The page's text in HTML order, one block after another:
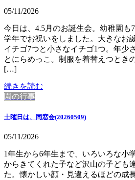
05/11/2026
今日は、4.5月のお誕生会。幼稚園も
学年でお祝いをしました。大きなお
イチゴ7つと小さなイチゴ1つ。年少
とにらめっこ。制服を着替えつとき
[…]
続きを読む
園の行事
土曜日は、同窓会(20260509)
05/11/2026
1年生から6年生まで、いろいろな小
からきてくれた子など沢山の子ども
た。懐かしい顔・見違えるほどの成